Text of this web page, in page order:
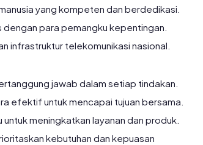
yang kompeten dan berdedikasi.
para pemangku kepentingan.
infrastruktur telekomunikasi nasional.
jawab dalam setiap tindakan.
efektif untuk mencapai tujuan bersama.
untuk meningkatkan layanan dan produk.
kebutuhan dan kepuasan